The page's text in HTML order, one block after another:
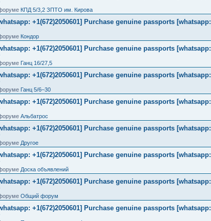
КПД 5/3,2 ЗПТО им. Кирова
+1(672)2050601] Purchase genuine passports [whatsapp:
Кондор
+1(672)2050601] Purchase genuine passports [whatsapp:
Ганц 16/27,5
+1(672)2050601] Purchase genuine passports [whatsapp:
Ганц 5/6–30
+1(672)2050601] Purchase genuine passports [whatsapp:
Альбатрос
+1(672)2050601] Purchase genuine passports [whatsapp:
Другое
+1(672)2050601] Purchase genuine passports [whatsapp:
Доска объявлений
+1(672)2050601] Purchase genuine passports [whatsapp:
Общий форум
+1(672)2050601] Purchase genuine passports [whatsapp: